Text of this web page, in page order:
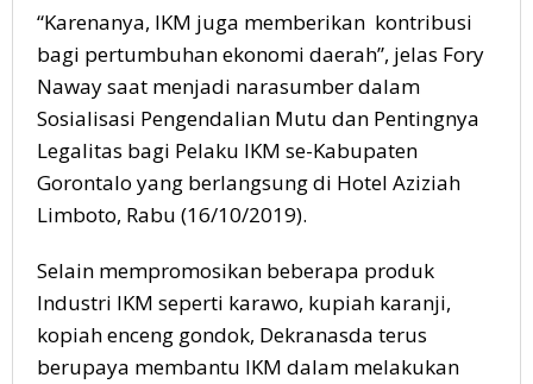
“Karenanya, IKM juga memberikan kontribusi
bagi pertumbuhan ekonomi daerah”, jelas Fory
Naway saat menjadi narasumber dalam
Sosialisasi Pengendalian Mutu dan Pentingnya
Legalitas bagi Pelaku IKM se-Kabupaten
Gorontalo yang berlangsung di Hotel Aziziah
Limboto, Rabu (16/10/2019).
Selain mempromosikan beberapa produk
Industri IKM seperti karawo, kupiah karanji,
kopiah enceng gondok, Dekranasda terus
berupaya membantu IKM dalam melakukan